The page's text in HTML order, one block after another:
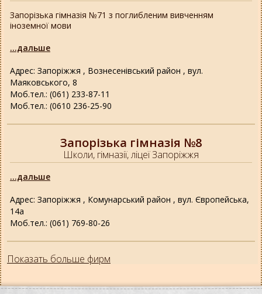
Адрес: Запоріжжя , Вознесенівський район , вул.
Маяковського, 8
Моб.тел.: (061) 233-87-11
Моб.тел.: (0610 236-25-90
Запорізька гімназія №71 з поглибленим вивченням
іноземної мови
...дальше
Запорізька гімназія №8
Школи, гімназії, ліцеї Запоріжжя
Адрес: Запоріжжя , Комунарський район , вул. Європейська,
14а
Моб.тел.: (061) 769-80-26
...дальше
Показать больше фирм